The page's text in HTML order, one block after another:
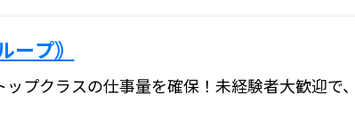
プ｠
プクラスの仕事量を確保！未経験者大歓迎で